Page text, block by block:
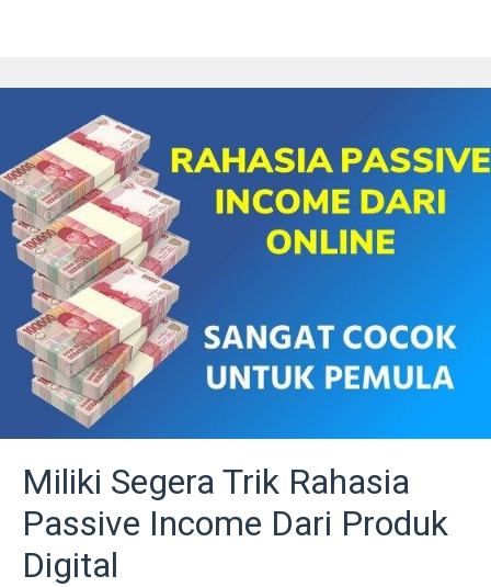
Miliki Segera Trik Rahasia
Passive Income Dari Produk
Digital